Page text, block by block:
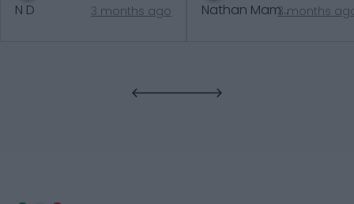
N D 3 months ago Nathan Mamane
3 months